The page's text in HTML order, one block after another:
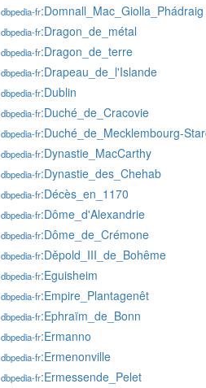
dbpedia-fr:Domnall_Mac_Giolla_Phádraig
dbpedia-fr:Dragon_de_métal
dbpedia-fr:Dragon_de_terre
dbpedia-fr:Drapeau_de_l'Islande
dbpedia-fr:Dublin
dbpedia-fr:Duché_de_Cracovie
dbpedia-fr:Duché_de_Mecklembourg-
dbpedia-fr:Dynastie_MacCarthy
dbpedia-fr:Dynastie_des_Chehab
dbpedia-fr:Décès_en_1170
dbpedia-fr:Dôme_d'Alexandrie
dbpedia-fr:Dôme_de_Crémone
dbpedia-fr:Děpold_III_de_Bohême
dbpedia-fr:Eguisheim
dbpedia-fr:Empire_Plantagenêt
dbpedia-fr:Ephraïm_de_Bonn
dbpedia-fr:Ermanno
dbpedia-fr:Ermenonville
dbpedia-fr:Ermessende_Pelet